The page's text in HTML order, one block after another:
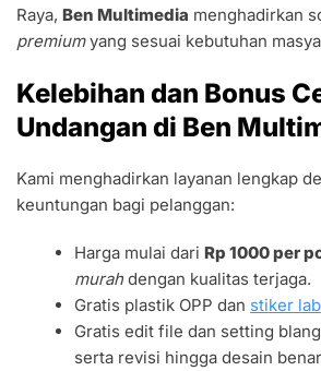
Raya, Ben Multimedia menghadirkan
premiumyang sesuai kebutuhan
Kelebihan dan Bonus
Undangan di Ben
Kami menghadirkan layanan lengkap
keuntungan bagi pelanggan:
Harga mulai dariRp 1000 per
murahdengan kualitas terjaga.
Gratis plastik OPP dan stiker
Gratis edit file dan setting
serta revisi hingga desain